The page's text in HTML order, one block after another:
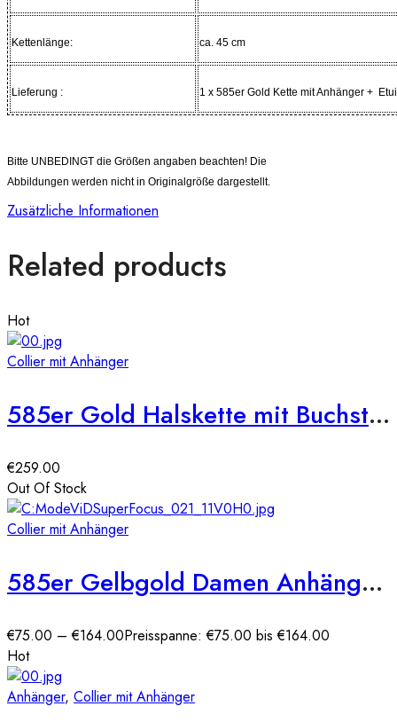
Kettenlänge: ca. 45 cm
Lieferung : 1 x 585er Gold Kette mit Anhänger + Etui
Bitte UNBEDINGT die Größen angaben beachten! Die
Abbildungen werden nicht in Originalgröße dargestellt.
Zusätzliche Informationen
Related products
Hot
Collier mit Anhänger
585er Gold Halskette mit Buchstaben Anhänger
€259.00
Out Of Stock
Collier mit Anhänger
585er Gelbgold Damen Anhänger Herz mit Zirkonia Stein
€75.00 –€164.00Preisspanne: €75.00 bis €164.00
Hot
Anhänger, Collier mit Anhänger